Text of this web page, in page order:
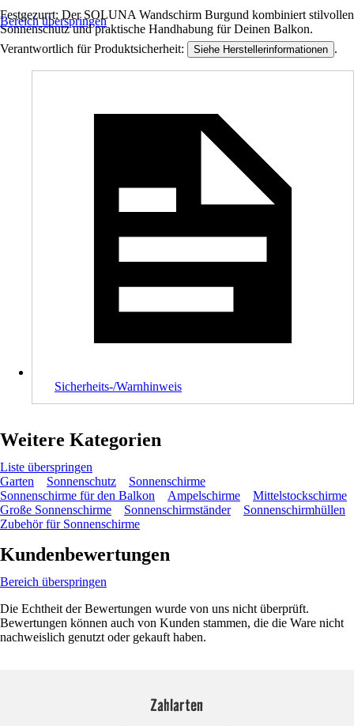
Festgezurrt: Der SOLUNA Wandschirm Burgund kombiniert stilvollen
Sonnenschutz und praktische Handhabung für Deinen Balkon.
Bereich überspringen
Verantwortlich für Produktsicherheit: Siehe Herstellerinformationen .
Sicherheits-/Warnhinweis
Weitere Kategorien
Liste überspringen
Garten
Sonnenschutz
Sonnenschirme
Sonnenschirme für den Balkon
Ampelschirme
Mittelstockschirme
Große Sonnenschirme
Sonnenschirmständer
Sonnenschirmhüllen
Zubehör für Sonnenschirme
Kundenbewertungen
Bereich überspringen
Die Echtheit der Bewertungen wurde von uns nicht überprüft.
Bewertungen können auch von Kunden stammen, die die Ware nicht
nachweislich genutzt oder gekauft haben.
Zahlarten